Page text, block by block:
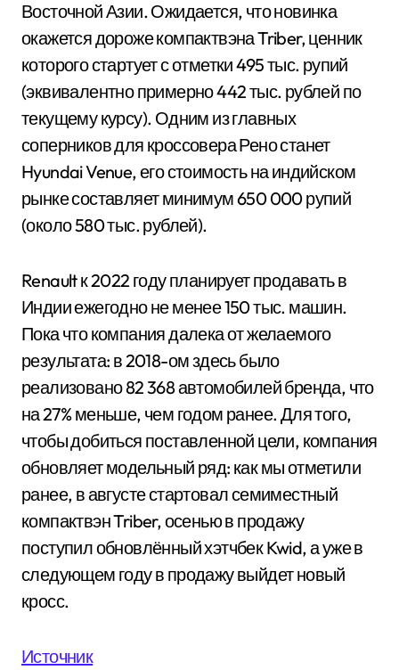
Восточной Азии. Ожидается, что новинка
окажется дороже компактвэна Triber, ценник
которого стартует с отметки 495 тыс. рупий
(эквивалентно примерно 442 тыс. рублей по
текущему курсу). Одним из главных
соперников для кроссовера Рено станет
Hyundai Venue, его стоимость на индийском
рынке составляет минимум 650 000 рупий
(около 580 тыс. рублей).
Renault к 2022 году планирует продавать в
Индии ежегодно не менее 150 тыс. машин.
Пока что компания далека от желаемого
результата: в 2018-ом здесь было
реализовано 82 368 автомобилей бренда, что
на 27% меньше, чем годом ранее. Для того,
чтобы добиться поставленной цели, компания
обновляет модельный ряд: как мы отметили
ранее, в августе стартовал семиместный
компактвэн Triber, осенью в продажу
поступил обновлённый хэтчбек Kwid, а уже в
следующем году в продажу выйдет новый
кросс.
Источник